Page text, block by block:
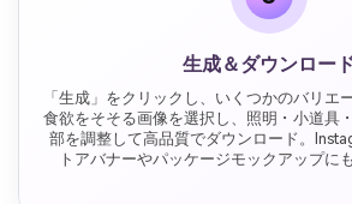
生成＆ダウンロー
「生成」をクリックし、いくつかのバリエ
食欲をそそる画像を選択し、照明・小道具
部を調整して高品質でダウンロード。
トアバナーやパッケージモックアップに